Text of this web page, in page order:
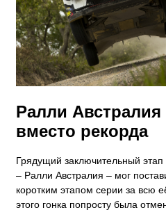
​Ралли Австралия
вместо рекорда
Грядущий заключительный
– Ралли Австралия – мог
коротким этапом серии за всю
этого гонка попросту была